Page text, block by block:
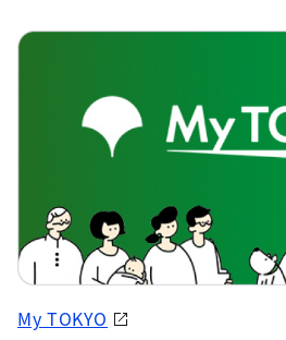
My TOKYO